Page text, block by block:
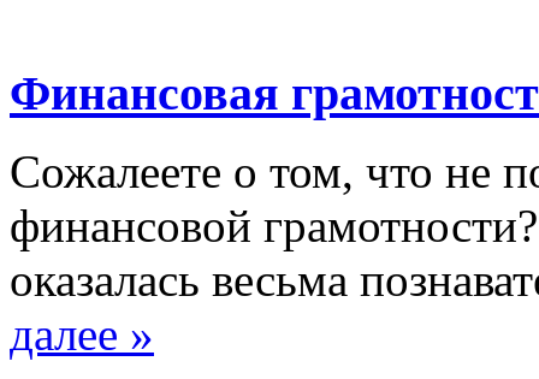
Финансовая
Сожалеете о том, что не
финансовой
оказалась весьма
далее »